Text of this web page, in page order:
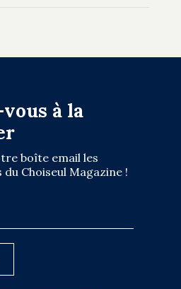
à la
boîte email les
Choiseul Magazine !